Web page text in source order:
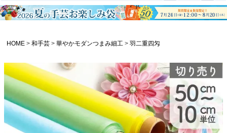
HOME 和手芸 華やかモダンつまみ細工 羽二重四匁